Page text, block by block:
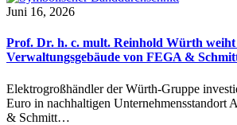
Juni 16, 2026
Prof. Dr. h. c. mult. Reinhold Würth weiht
Verwaltungsgebäude von FEGA &
Elektrogroßhändler der Würth-Gruppe
Euro in nachhaltigen Unternehmensstandort
& Schmitt…